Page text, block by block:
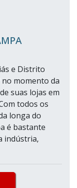
e Distrito
no momento da
suas lojas em
todos os
longa do
é bastante
indústria,